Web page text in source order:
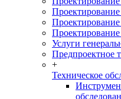
Проектирование
Услуги
Предпроектное
+
Техническое